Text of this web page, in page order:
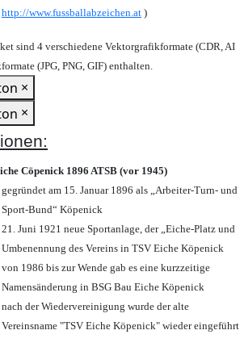
http://www.fussballabzeichen.at )
sind 4 verschiedene Vektorgrafikformate (CDR, AI
(JPG, PNG, GIF) enthalten.
×
×
Cöpenick 1896 ATSB (vor 1945)
gegründet am 15. Januar 1896 als „Arbeiter-Turn- und
Sport-Bund“ Köpenick
21. Juni 1921 neue Sportanlage, der „Eiche-Platz und
Umbenennung des Vereins in TSV Eiche Köpenick
von 1986 bis zur Wende gab es eine kurzzeitige
Namensänderung in BSG Bau Eiche Köpenick
nach der Wiedervereinigung wurde der alte
Vereinsname "TSV Eiche Köpenick" wieder eingeführt